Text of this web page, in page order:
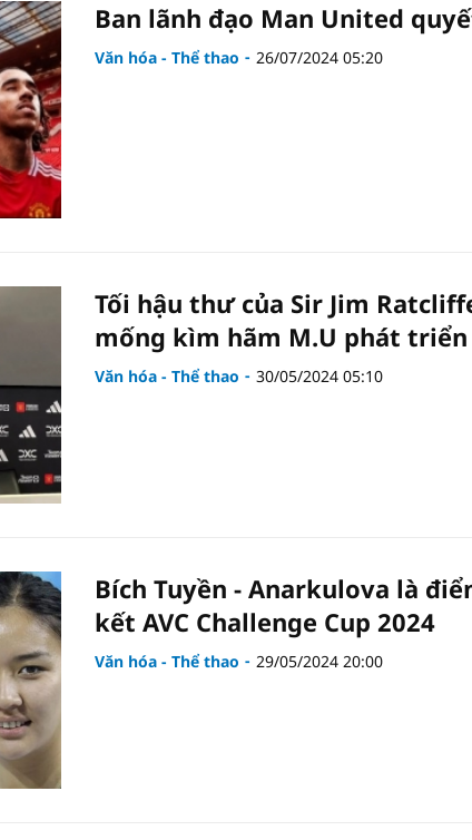
Ban lãnh đạo Man United
Văn hóa - Thể thao 26/07/2024 05:20
Tối hậu thư của Sir Jim
mống kìm hãm M.U phát triển
Văn hóa - Thể thao 30/05/2024 05:10
Bích Tuyền - Anarkulova là
kết AVC Challenge Cup 2024
Văn hóa - Thể thao 29/05/2024 20:00